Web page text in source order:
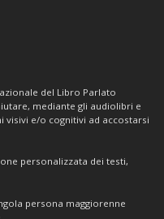
del Libro Parlato
mediante gli audiolibri e
visivi e/o cognitivi ad accostarsi
personalizzata dei testi,
persona maggiorenne